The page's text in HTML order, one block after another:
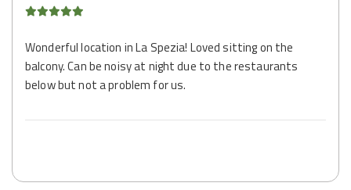
Wonderful location in La Spezia! Loved sitting on the
balcony. Can be noisy at night due to the restaurants
below but not a problem for us.